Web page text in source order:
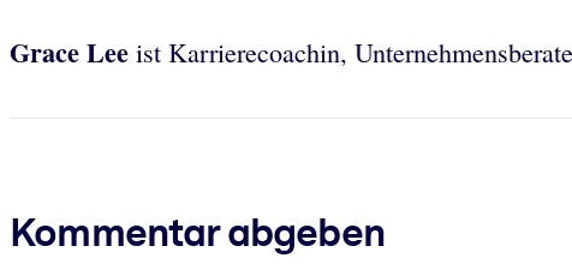
Grace Lee ist Karrierecoachin,
Kommentar abgeben